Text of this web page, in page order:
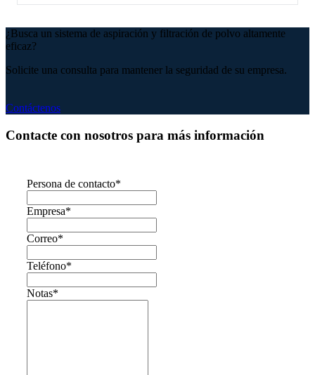
¿Busca un sistema de aspiración y filtración de polvo altamente
eficaz?
Solicite una consulta para mantener la seguridad de su empresa.
Contáctenos
Contacte con nosotros para más información
Persona de contacto*
Empresa*
Correo*
Teléfono*
Notas*